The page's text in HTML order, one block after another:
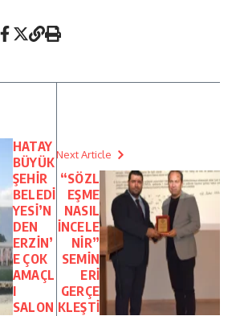
HATAY
BÜYÜK
ŞEHİR
BELEDİ
YESİ’N
DEN
ERZİN’
E ÇOK
AMAÇL
I
SALON
Next Article
“SÖZL
EŞME
NASIL
İNCELE
NİR”
SEMİN
ERİ
GERÇE
KLEŞTİ